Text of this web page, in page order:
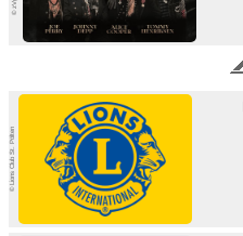
© Lions Club St. Pölten